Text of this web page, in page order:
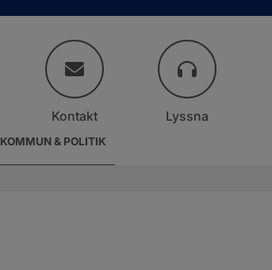
KOMMUN & POLITIK
Kontakt Lyssna